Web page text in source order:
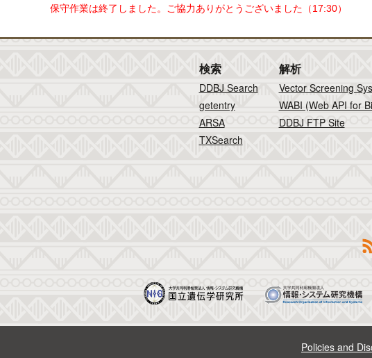
保守作業は終了しました。ご協力ありがとうございました（17:30）
検索
DDBJ Search
getentry
ARSA
TXSearch
解析
Vector Screening
WABI (Web API for
DDBJ FTP Site
Policies and